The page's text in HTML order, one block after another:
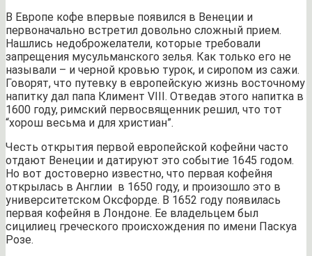
В Европе кофе впервые появился в Венеции и
первоначально встретил довольно сложный прием.
Нашлись недоброжелатели, которые требовали
запрещения мусульманского зелья. Как только его не
называли – и черной кровью турок, и сиропом из сажи.
Говорят, что путевку в европейскую жизнь восточному
напитку дал папа Климент VIII. Отведав этого напитка в
1600 году, римский первосвященник решил, что тот
“хорош весьма и для христиан”.
Честь открытия первой европейской кофейни часто
отдают Венеции и датируют это событие 1645 годом.
Но вот достоверно известно, что первая кофейня
открылась в Англии в 1650 году, и произошло это в
университетском Оксфорде. В 1652 году появилась
первая кофейня в Лондоне. Ее владельцем был
сицилиец греческого происхождения по имени Паскуа
Розе.